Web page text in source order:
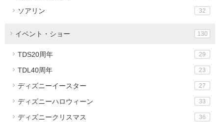
ソアリン 32
イベント・ショー 130
TDS20周年 29
TDL40周年 23
ディズニーイースター 27
ディズニーハロウィーン 33
ディズニークリスマス 36